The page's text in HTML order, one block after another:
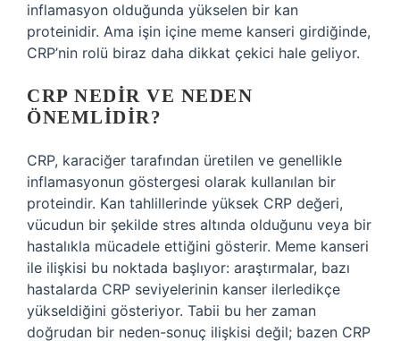
inflamasyon olduğunda yükselen bir kan
proteinidir. Ama işin içine meme kanseri girdiğinde,
CRP’nin rolü biraz daha dikkat çekici hale geliyor.
CRP NEDIR VE NEDEN
ÖNEMLIDIR?
CRP, karaciğer tarafından üretilen ve genellikle
inflamasyonun göstergesi olarak kullanılan bir
proteindir. Kan tahlillerinde yüksek CRP değeri,
vücudun bir şekilde stres altında olduğunu veya bir
hastalıkla mücadele ettiğini gösterir. Meme kanseri
ile ilişkisi bu noktada başlıyor: araştırmalar, bazı
hastalarda CRP seviyelerinin kanser ilerledikçe
yükseldiğini gösteriyor. Tabii bu her zaman
doğrudan bir neden-sonuç ilişkisi değil; bazen CRP